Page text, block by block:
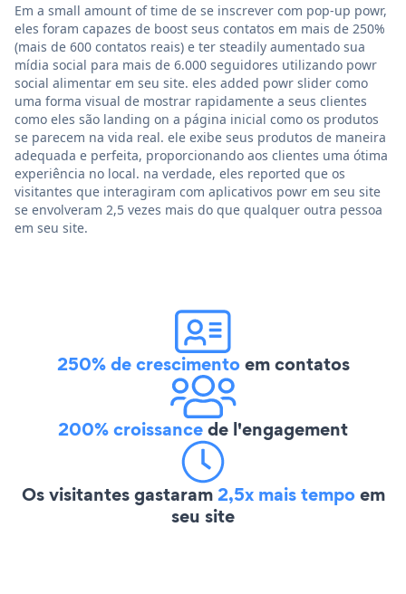
Em a small amount of time de se inscrever com pop-up powr,
eles foram capazes de boost seus contatos em mais de 250%
(mais de 600 contatos reais) e ter steadily aumentado sua
mídia social para mais de 6.000 seguidores utilizando powr
social alimentar em seu site. eles added powr slider como
uma forma visual de mostrar rapidamente a seus clientes
como eles são landing on a página inicial como os produtos
se parecem na vida real. ele exibe seus produtos de maneira
adequada e perfeita, proporcionando aos clientes uma ótima
experiência no local. na verdade, eles reported que os
visitantes que interagiram com aplicativos powr em seu site
se envolveram 2,5 vezes mais do que qualquer outra pessoa
em seu site.
250% de crescimentoem contatos
200% croissancede l'engagement
Os visitantes gastaram2,5x mais tempoem
seu site